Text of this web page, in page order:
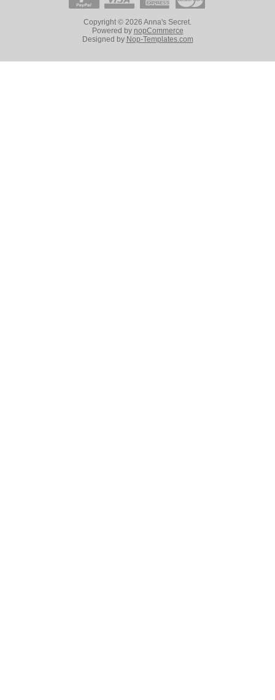
Copyright © 2026 Anna's Secret.
Powered by nopCommerce
Designed by Nop-Templates.com